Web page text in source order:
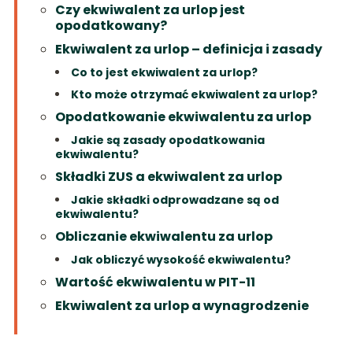
Czy ekwiwalent za urlop jest
opodatkowany?
Ekwiwalent za urlop – definicja i zasady
Co to jest ekwiwalent za urlop?
Kto może otrzymać ekwiwalent za urlop?
Opodatkowanie ekwiwalentu za urlop
Jakie są zasady opodatkowania
ekwiwalentu?
Składki ZUS a ekwiwalent za urlop
Jakie składki odprowadzane są od
ekwiwalentu?
Obliczanie ekwiwalentu za urlop
Jak obliczyć wysokość ekwiwalentu?
Wartość ekwiwalentu w PIT-11
Ekwiwalent za urlop a wynagrodzenie